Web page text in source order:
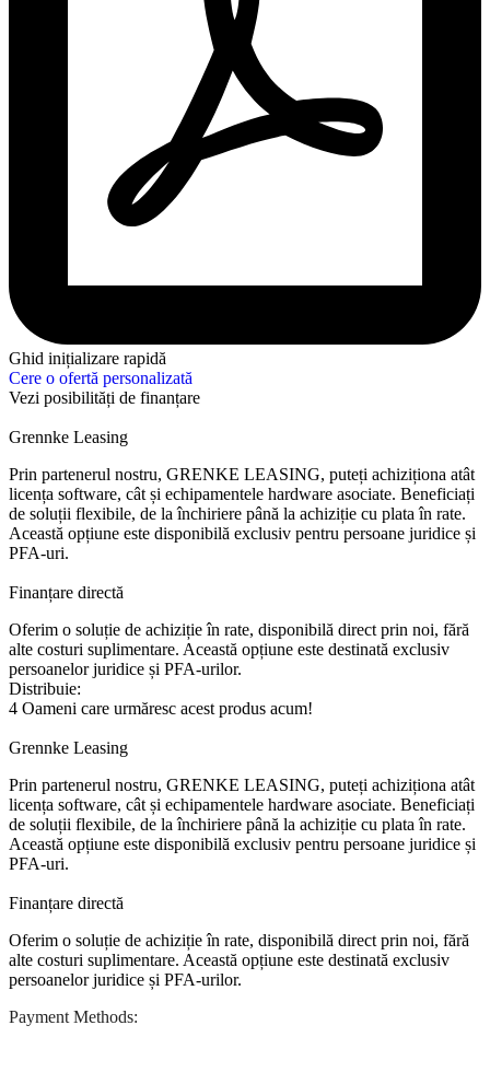
Ghid inițializare rapidă
Cere o ofertă personalizată
Vezi posibilități de finanțare
Grennke Leasing
Prin partenerul nostru, GRENKE LEASING, puteți achiziționa atât
licența software, cât și echipamentele hardware asociate. Beneficiați
de soluții flexibile, de la închiriere până la achiziție cu plata în rate.
Această opțiune este disponibilă exclusiv pentru persoane juridice și
PFA-uri.
Finanțare directă
Oferim o soluție de achiziție în rate, disponibilă direct prin noi, fără
alte costuri suplimentare. Această opțiune este destinată exclusiv
persoanelor juridice și PFA-urilor.
Distribuie:
4 Oameni care urmăresc acest produs acum!
Grennke Leasing
Prin partenerul nostru, GRENKE LEASING, puteți achiziționa atât
licența software, cât și echipamentele hardware asociate. Beneficiați
de soluții flexibile, de la închiriere până la achiziție cu plata în rate.
Această opțiune este disponibilă exclusiv pentru persoane juridice și
PFA-uri.
Finanțare directă
Oferim o soluție de achiziție în rate, disponibilă direct prin noi, fără
alte costuri suplimentare. Această opțiune este destinată exclusiv
persoanelor juridice și PFA-urilor.
Payment Methods: